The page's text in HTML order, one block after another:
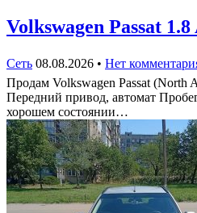
Volkswagen Passat 1.8
Сеть 08.08.2026 • Нет
Продам Volkswagen Passat (North
Передний привод, автомат
хорошем состоянии…